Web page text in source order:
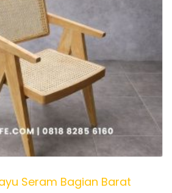
Seram Bagian Barat